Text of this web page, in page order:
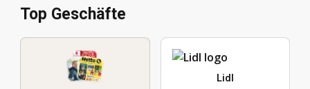
Top Geschäfte
Lidl